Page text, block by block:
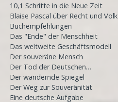
10,1 Schritte in die Neue Zeit
Blaise Pascal über Recht und Volk
Buchempfehlungen
Das "Ende" der Menschheit
Das weltweite Geschäftsmodell
Der souveräne Mensch
Der Tod der Deutschen…
Der wandernde Spiegel
Der Weg zur Souveränität
Eine deutsche Aufgabe